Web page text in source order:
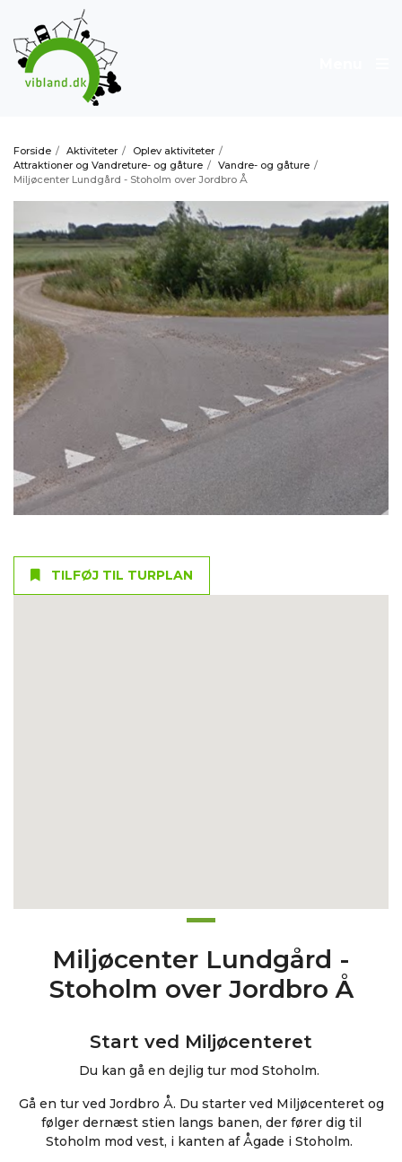
Forside / Aktiviteter / Oplev aktiviteter /
Attraktioner og Vandreture- og gåture / Vandre- og gåture /
Miljøcenter Lundgård - Stoholm over Jordbro Å
TILFØJ TIL TURPLAN
Miljøcenter Lundgård -
Stoholm over Jordbro Å
Start ved Miljøcenteret
Du kan gå en dejlig tur mod Stoholm.
Gå en tur ved Jordbro Å. Du starter ved Miljøcenteret og
følger dernæst stien langs banen, der fører dig til
Stoholm mod vest, i kanten af Ågade i Stoholm.